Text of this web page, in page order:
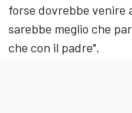
forse dovrebbe venire
sarebbe meglio che
che con il padre".